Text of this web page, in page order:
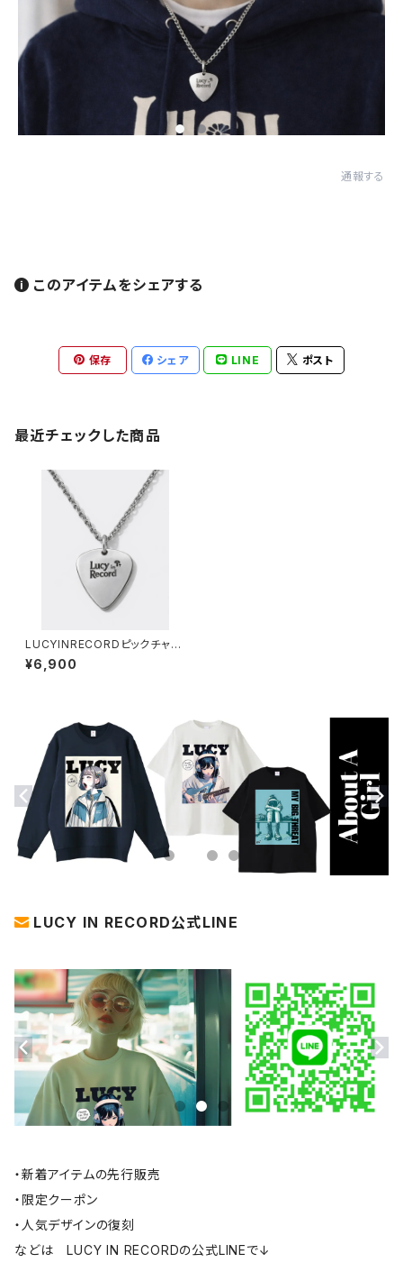
通報する
このアイテムをシェアする
保存 シェア LINE ポスト
最近チェックした商品
LUCYINRECORDピックチャー
ムチェーンネックレス lmtd-01
0
¥6,900
LUCY IN RECORD公式LINE
・新着アイテムの先行販売
・限定クーポン
・人気デザインの復刻
などは LUCY IN RECORDの公式LINEで↓